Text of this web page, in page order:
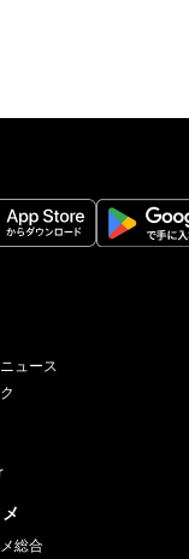
ュース
総合